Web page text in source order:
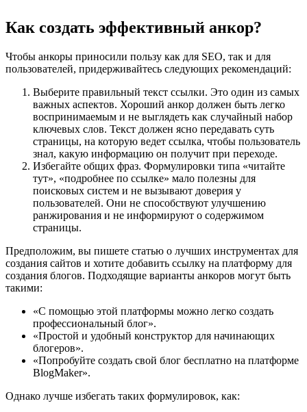
Как создать эффективный анкор?
Чтобы анкоры приносили пользу как для SEO, так и для
пользователей, придерживайтесь следующих рекомендаций:
Выберите правильный текст ссылки. Это один из самых
важных аспектов. Хороший анкор должен быть легко
воспринимаемым и не выглядеть как случайный набор
ключевых слов. Текст должен ясно передавать суть
страницы, на которую ведет ссылка, чтобы пользователь
знал, какую информацию он получит при переходе.
Избегайте общих фраз. Формулировки типа «читайте
тут», «подробнее по ссылке» мало полезны для
поисковых систем и не вызывают доверия у
пользователей. Они не способствуют улучшению
ранжирования и не информируют о содержимом
страницы.
Предположим, вы пишете статью о лучших инструментах для
создания сайтов и хотите добавить ссылку на платформу для
создания блогов. Подходящие варианты анкоров могут быть
такими:
«С помощью этой платформы можно легко создать
профессиональный блог».
«Простой и удобный конструктор для начинающих
блогеров».
«Попробуйте создать свой блог бесплатно на платформе
BlogMaker».
Однако лучше избегать таких формулировок, как: